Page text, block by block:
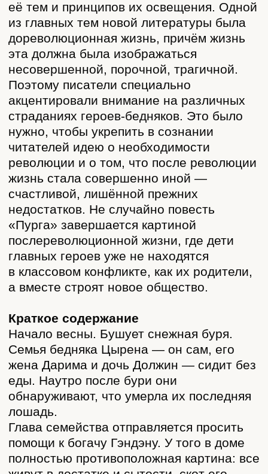
в обмен на работу, которую сделает его
сын Рабдан — он уже несколько лет
горбатится на Гэндэна.
Затем Цырен идёт к местному ламе
Султиму, чтобы тот провёл обряд над
умершим конём. Лама тоже живёт
хорошо — благодаря подношениям
многочисленных людей, над умами
которых он властвует.
Наступает июнь. Жена Цырена Дарима
тяжело болеет, отравившись несвежим
бульоном. В конце концов она умирает.
Чтобы проводить её в последний путь,
семья приглашает ламу.
Последний эпизод повести
разворачивается уже после революции.
Наступила новая жизнь, все люди
трудятся в поле, используя современные
машины. Сын богача Гэндэна Данзан
работает вместе с другими людьми. Сын
бедняка Цырена Рабдан и дочь богача
Тамжид теперь стали парой. Они ведут
разговор о том, как грустна
и неправильна была прежняя жизнь.
Бедняки страдали от угнетения, а богачи,
деградировали. Теперь всё изменилось,
жизнь стала справедливой, и они вдвоём
обрели своё счастье.